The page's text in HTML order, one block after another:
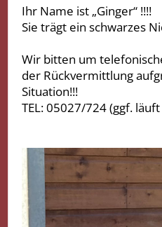
Ihr Name ist „Ginger“ !!!!
Sie trägt ein schwarzes
Wir bitten um
der Rückvermittlung
Situation!!!
TEL: 05027/724 (ggf.